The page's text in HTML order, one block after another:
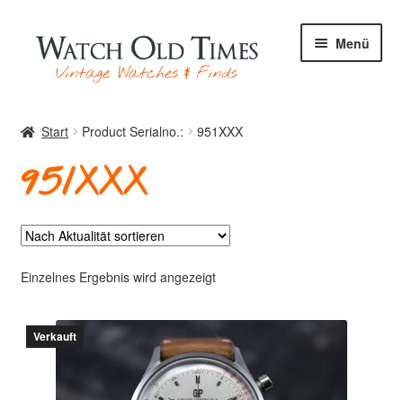
Zur
Navigation
springen
Zum
Inhalt
springen
Menü
Uhren
Archiv
Start Product Serialno.: 951XXX
951XXX
Einzelnes Ergebnis wird angezeigt
Verkauft